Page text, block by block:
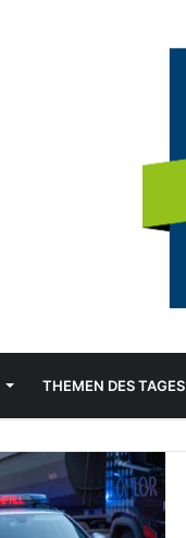
THEMEN DES TAGES